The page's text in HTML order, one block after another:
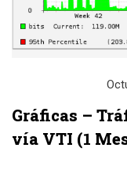
Gráficas –
vía VTI (1